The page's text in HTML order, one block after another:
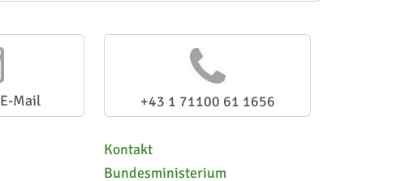
Mail +43 1 71100 61 1656
Kontakt
Bundesministerium